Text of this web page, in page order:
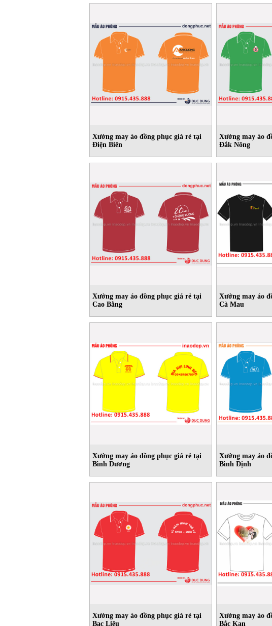
Xưởng may áo đồng phục giá rẻ tại
Điện Biên
Xưởng may áo
Đắk Nông
Xưởng may áo đồng phục giá rẻ tại
Cao Bằng
Xưởng may áo
Cà Mau
Xưởng may áo đồng phục giá rẻ tại
Bình Dương
Xưởng may áo
Bình Định
Xưởng may áo đồng phục giá rẻ tại
Bạc Liêu
Xưởng may áo
Bắc Kạn